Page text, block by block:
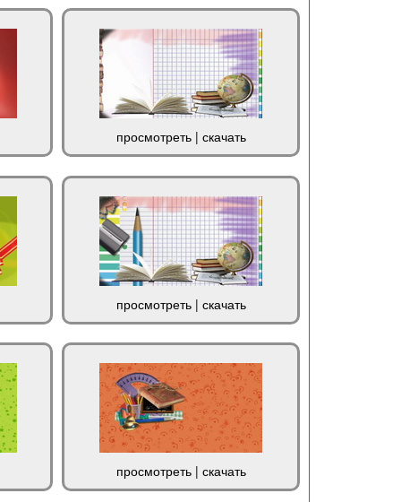
просмотреть| скачать
просмотреть| скачать
просмотреть| скачать